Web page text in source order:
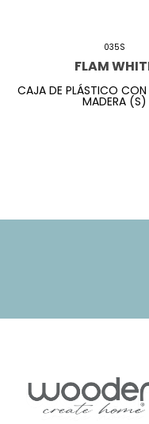
035S
FLAM
CAJA DE PLÁSTICO CON
MADERA (S)